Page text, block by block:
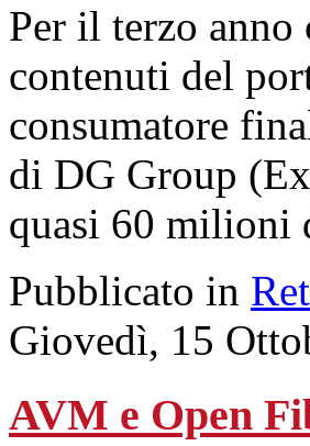
Per il terzo anno
contenuti del
consumatore
di DG Group
quasi 60 milioni
Pubblicato in
Giovedì, 15
AVM e Open